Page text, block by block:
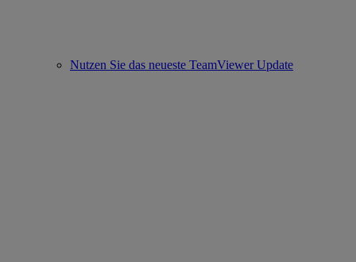
Nutzen Sie das neueste TeamViewer Update